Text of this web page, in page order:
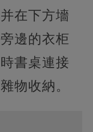
在下方墻
邊的衣柜
書桌連接
物收納。